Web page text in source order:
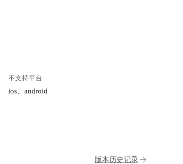
不支持平台
ios、android
版本历史记录